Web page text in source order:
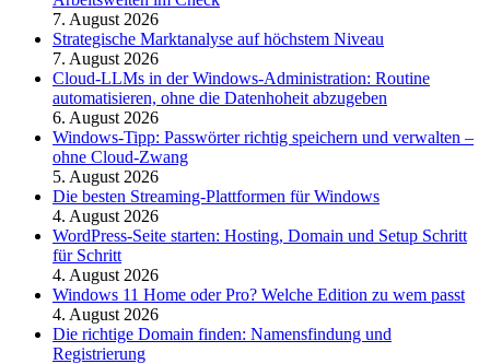
7. August 2026
Strategische Marktanalyse auf höchstem Niveau
7. August 2026
Cloud-LLMs in der Windows-Administration: Routine
automatisieren, ohne die Datenhoheit abzugeben
6. August 2026
Windows-Tipp: Passwörter richtig speichern und verwalten –
ohne Cloud-Zwang
5. August 2026
Die besten Streaming-Plattformen für Windows
4. August 2026
WordPress-Seite starten: Hosting, Domain und Setup Schritt
für Schritt
4. August 2026
Windows 11 Home oder Pro? Welche Edition zu wem passt
4. August 2026
Die richtige Domain finden: Namensfindung und
Registrierung